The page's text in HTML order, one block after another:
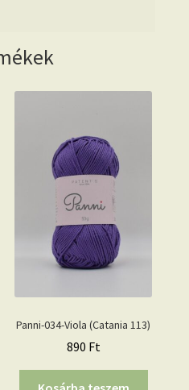
Panni-034-Viola (Catania 113)
890 Ft